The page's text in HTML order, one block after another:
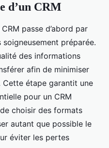
d’un CRM
passe d’abord par
préparée.
des informations
afin de minimiser
Cette étape garantit une
pour un CRM
choisir des formats
autant que possible le
éviter les pertes